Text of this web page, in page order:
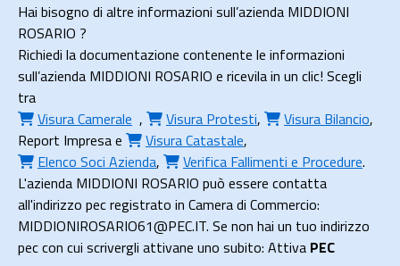
Hai bisogno di altre informazioni sull’azienda MIDDIONI
ROSARIO ?
Richiedi la documentazione contenente le informazioni
sull’azienda MIDDIONI ROSARIO e ricevila in un clic! Scegli
tra
Visura Camerale , Visura Protesti, Visura Bilancio,
Report Impresae Visura Catastale,
Elenco Soci Azienda, Verifica Fallimenti e Procedure.
L'azienda MIDDIONI ROSARIO può essere contatta
all'indirizzo pec registrato in Camera di Commercio:
MIDDIONIROSARIO61@PEC.IT. Se non hai un tuo indirizzo
pec con cui scrivergli attivane uno subito: Attiva PEC